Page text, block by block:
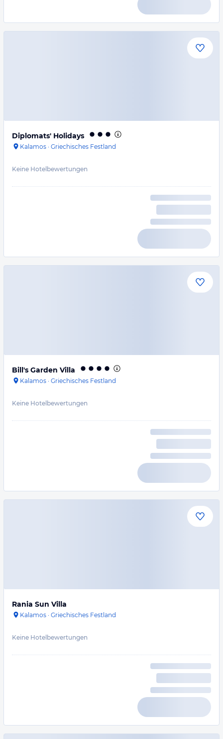
Diplomats' Holidays
Kalamos · Griechisches Festland
Keine Hotelbewertungen
Bill's Garden Villa
Kalamos · Griechisches Festland
Keine Hotelbewertungen
Rania Sun Villa
Kalamos · Griechisches Festland
Keine Hotelbewertungen